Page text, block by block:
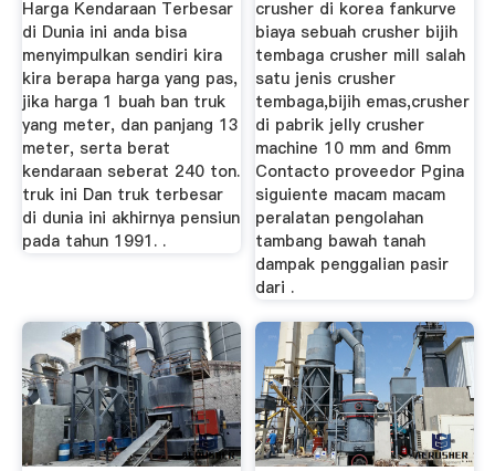
Harga Kendaraan Terbesar
di Dunia ini anda bisa
menyimpulkan sendiri kira
kira berapa harga yang pas,
jika harga 1 buah ban truk
yang meter, dan panjang 13
meter, serta berat
kendaraan seberat 240 ton.
truk ini Dan truk terbesar
di dunia ini akhirnya pensiun
pada tahun 1991. .
crusher di korea fankurve
biaya sebuah crusher bijih
tembaga crusher mill salah
satu jenis crusher
tembaga,bijih emas,crusher
di pabrik jelly crusher
machine 10 mm and 6mm
Contacto proveedor Pgina
siguiente macam macam
peralatan pengolahan
tambang bawah tanah
dampak penggalian pasir
dari .